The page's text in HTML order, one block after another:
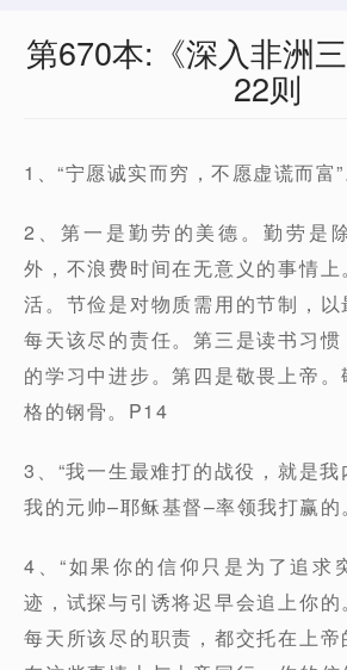
第670本:《深入非洲
22则
1、“宁愿诚实而穷，不愿虚谎而富
2、第一是勤劳的美德。勤劳是
外，不浪费时间在无意义的事情
活。节俭是对物质需用的节制，
每天该尽的责任。第三是读书习
的学习中进步。第四是敬畏上帝
格的钢骨。P14
3、“我一生最难打的战役，就是
我的元帅–耶稣基督–率领我打赢的
4、“如果你的信仰只是为了追求
迹，试探与引诱将迟早会追上你
每天所该尽的职责，都交托在上